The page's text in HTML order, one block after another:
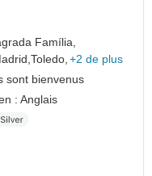
Família,
Toledo, +2 de plus
sont bienvenus
: Anglais